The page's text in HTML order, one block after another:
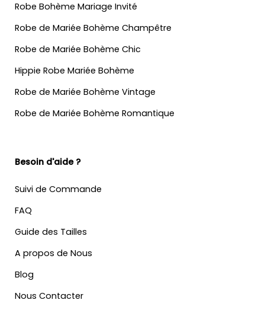
Robe Bohème Mariage Invité
Robe de Mariée Bohème Champêtre
Robe de Mariée Bohème Chic
Hippie Robe Mariée Bohème
Robe de Mariée Bohème Vintage
Robe de Mariée Bohème Romantique
Besoin d'aide ?
Suivi de Commande
FAQ
Guide des Tailles
A propos de Nous
Blog
Nous Contacter